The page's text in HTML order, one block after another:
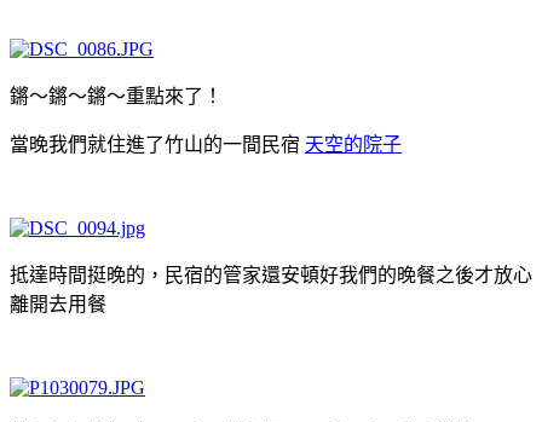
鏘～鏘～鏘～重點來了！
當晚我們就住進了竹山的一間民宿 天空的院子
抵達時間挺晚的，民宿的管家還安頓好我們的晚餐之後才放心
離開去用餐